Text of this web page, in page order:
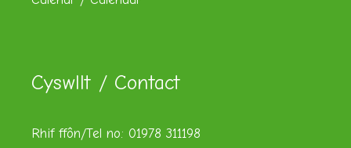
Cyswllt / Contact
Rhif ffôn/Tel no: 01978 311198